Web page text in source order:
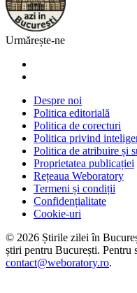
Urmărește-ne
Despre noi
Politica editorială
Politica de corecturi
Politica privind
Politica de atribuire și
Proprietatea publicației
Rețeaua Weboratory
Termeni și condiții
Confidențialitate
Cookie-uri
© 2026 Știrile zilei în
știri pentru București. Pentru
contact@weboratory.ro.